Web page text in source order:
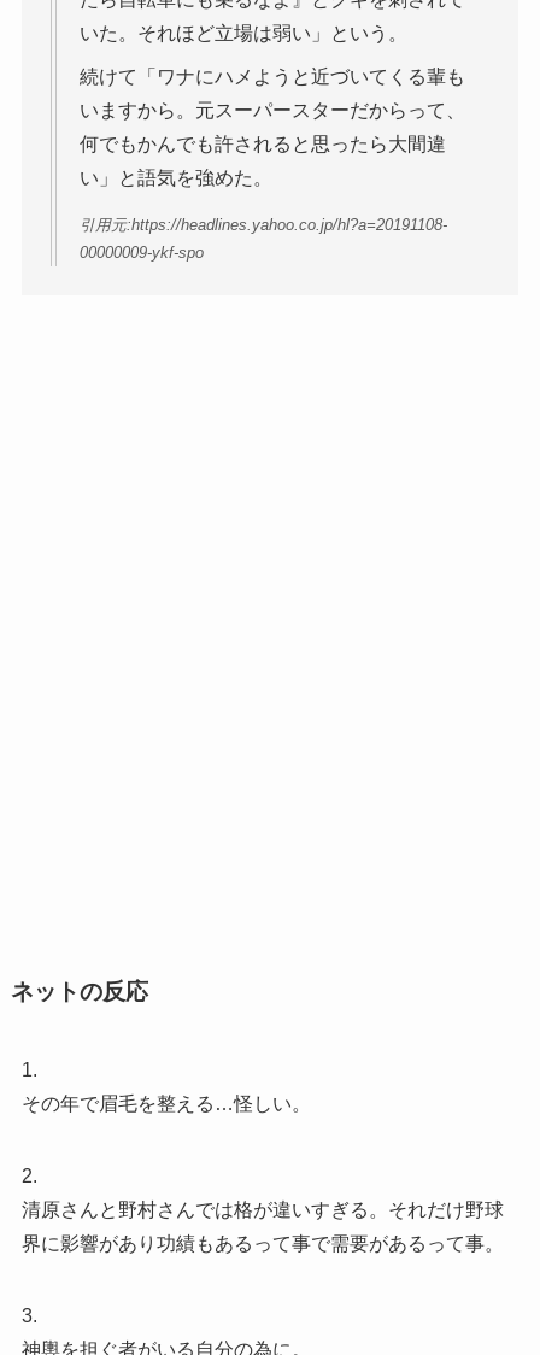
いた。それほど立場は弱い」という。
続けて「ワナにハメようと近づいてくる輩も
いますから。元スーパースターだからって、
何でもかんでも許されると思ったら大間違
い」と語気を強めた。
引用元:https://headlines.yahoo.co.jp/hl?a=20191108-
00000009-ykf-spo
ネットの反応
1.
その年で眉毛を整える…怪しい。
2.
清原さんと野村さんでは格が違いすぎる。それだけ野球
界に影響があり功績もあるって事で需要があるって事。
3.
神輿を担ぐ者がいる自分の為に。